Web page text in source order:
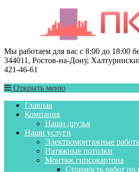
Мы работаем для вас с 8:00 до 18:00
344011, Ростов-на-Дону,
421-46-61
Открыть меню
Главная
Компания
Наши друзья
Наши услуги
Электромонтажные
Натяжные потолки
Монтаж гипсокартона
Стоимость работ по